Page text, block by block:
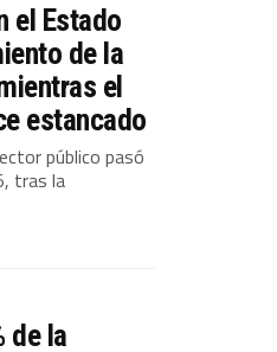
el Estado
de la
el
estancado
público pasó
tras la
de la